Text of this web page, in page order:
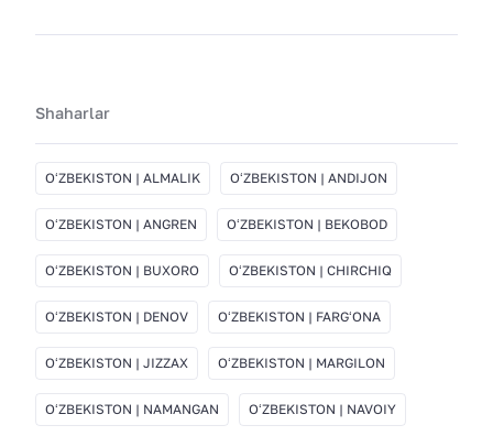
Shaharlar
OʻZBEKISTON | ALMALIK OʻZBEKISTON | ANDIJON
OʻZBEKISTON | ANGREN OʻZBEKISTON | BEKOBOD
OʻZBEKISTON | BUXORO OʻZBEKISTON | CHIRCHIQ
OʻZBEKISTON | DENOV OʻZBEKISTON | FARGʻONA
OʻZBEKISTON | JIZZAX OʻZBEKISTON | MARGILON
OʻZBEKISTON | NAMANGAN OʻZBEKISTON | NAVOIY